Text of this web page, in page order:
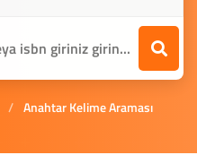
/ Anahtar Kelime Araması